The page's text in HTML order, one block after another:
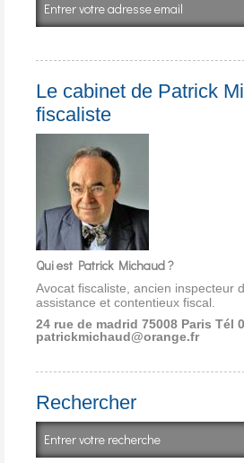
Le cabinet de Patrick
fiscaliste
Qui est Patrick Michaud ?
Avocat fiscaliste, ancien inspecteur
assistance et contentieux fiscal.
24 rue de madrid 75008 Paris Tél
patrickmichaud@orange.fr
Rechercher